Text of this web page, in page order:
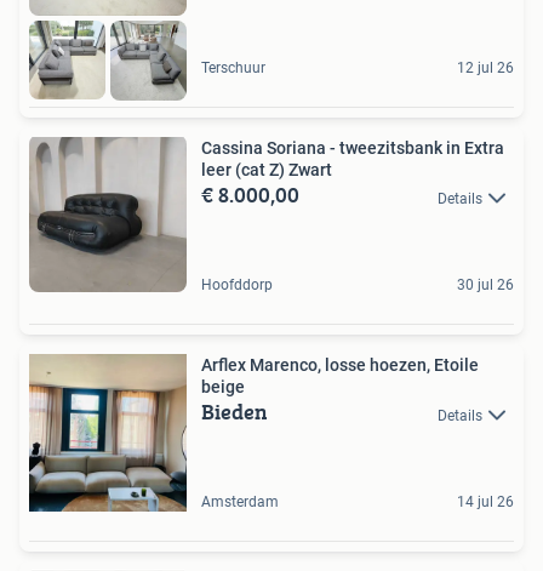
Terschuur 12 jul 26
Cassina Soriana - tweezitsbank in Extra
leer (cat Z) Zwart
€ 8.000,00 Details
Hoofddorp 30 jul 26
Arflex Marenco, losse hoezen, Etoile
beige
Bieden Details
Amsterdam 14 jul 26